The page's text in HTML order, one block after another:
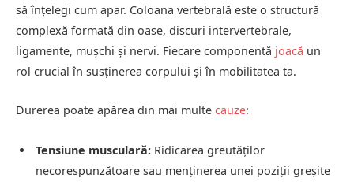
să înțelegi cum apar. Coloana vertebrală este o structură
complexă formată din oase, discuri intervertebrale,
ligamente, mușchi și nervi. Fiecare componentă joacă un
rol crucial în susținerea corpului și în mobilitatea ta.
Durerea poate apărea din mai multe cauze:
Tensiune musculară: Ridicarea greutăților
necorespunzătoare sau menținerea unei poziții greșite